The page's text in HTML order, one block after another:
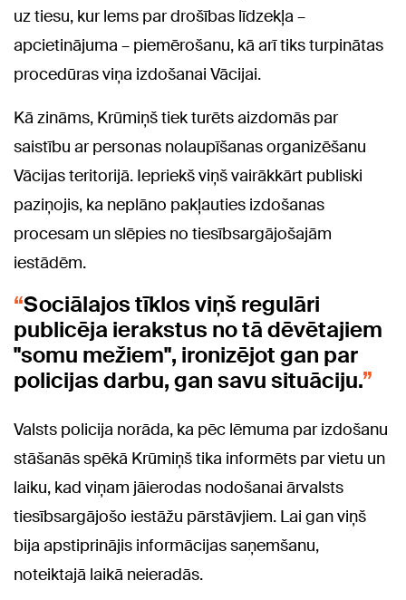
uz tiesu, kur lems par drošības līdzekļa –
apcietinājuma – piemērošanu, kā arī tiks turpinātas
procedūras viņa izdošanai Vācijai.
Kā zināms, Krūmiņš tiek turēts aizdomās par
saistību ar personas nolaupīšanas organizēšanu
Vācijas teritorijā. Iepriekš viņš vairākkārt publiski
paziņojis, ka neplāno pakļauties izdošanas
procesam un slēpies no tiesībsargājošajām
iestādēm.
Sociālajos tīklos viņš regulāri
publicēja ierakstus no tā dēvētajiem
"somu mežiem", ironizējot gan par
policijas darbu, gan savu situāciju.
Valsts policija norāda, ka pēc lēmuma par izdošanu
stāšanās spēkā Krūmiņš tika informēts par vietu un
laiku, kad viņam jāierodas nodošanai ārvalsts
tiesībsargājošo iestāžu pārstāvjiem. Lai gan viņš
bija apstiprinājis informācijas saņemšanu,
noteiktajā laikā neieradās.